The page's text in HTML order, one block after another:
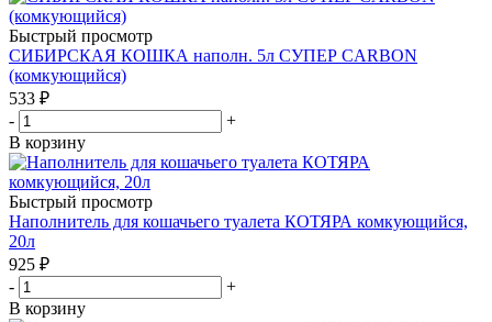
Быстрый просмотр
СИБИРСКАЯ КОШКА наполн. 5л СУПЕР CARBON
(комкующийся)
533 ₽
-
+
В корзину
Быстрый просмотр
Наполнитель для кошачьего туалета КОТЯРА комкующийся,
20л
925 ₽
-
+
В корзину